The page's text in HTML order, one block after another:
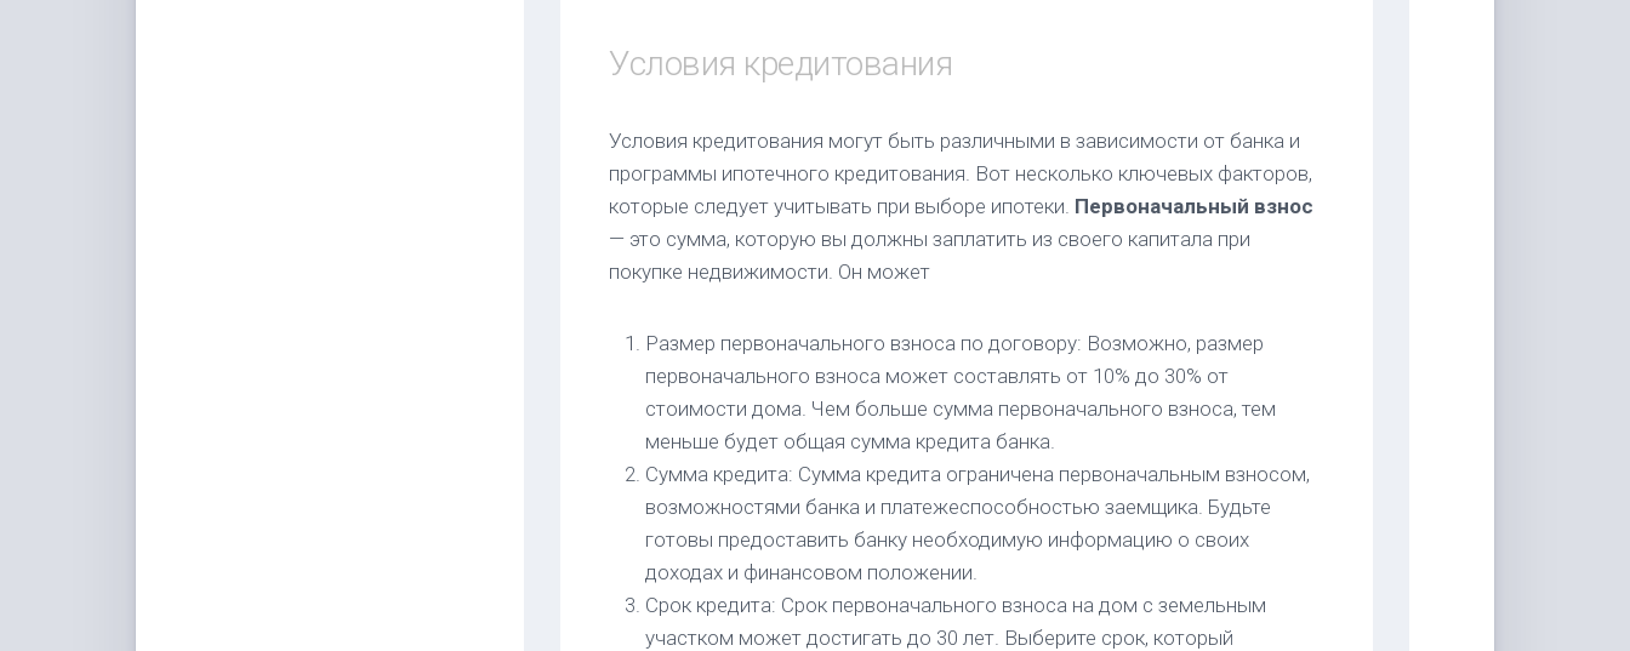
Условия кредитования
Условия кредитования могут быть различными в зависимости от банка и
программы ипотечного кредитования. Вот несколько ключевых факторов,
которые следует учитывать при выборе ипотеки. Первоначальный взнос
— это сумма, которую вы должны заплатить из своего капитала при
покупке недвижимости. Он может
Размер первоначального взноса по договору: Возможно, размер
первоначального взноса может составлять от 10% до 30% от
стоимости дома. Чем больше сумма первоначального взноса, тем
меньше будет общая сумма кредита банка.
Сумма кредита: Сумма кредита ограничена первоначальным взносом,
возможностями банка и платежеспособностью заемщика. Будьте
готовы предоставить банку необходимую информацию о своих
доходах и финансовом положении.
Срок кредита: Срок первоначального взноса на дом с земельным
участком может достигать до 30 лет. Выберите срок, который